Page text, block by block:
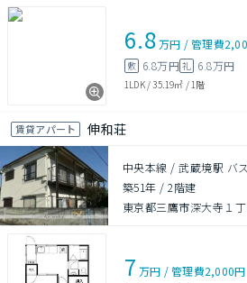
6.8万円 /管理費
敷 6.8万円礼 6.8万円
1LDK/35.19㎡ / 1階
賃貸アパート 伸和荘
中央本線 / 武蔵境駅 バ
築51年 /2階建
東京都三鷹市深大寺１丁
7 万円 /管理費2,000円